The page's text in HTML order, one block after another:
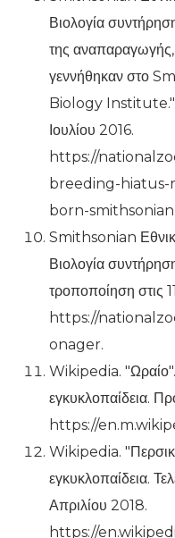
Βιολογία
της
γεννήθηκαν στο
Biology Institute."
Ιουλίου 2016.
https://
breeding-hiatus-
born-
Smithsonian
Βιολογία
τροποποίηση στις
https://
onager.
Wikipedia.
εγκυκλοπαίδεια.
https://
Wikipedia.
εγκυκλοπαίδεια.
Απριλίου 2018.
https://